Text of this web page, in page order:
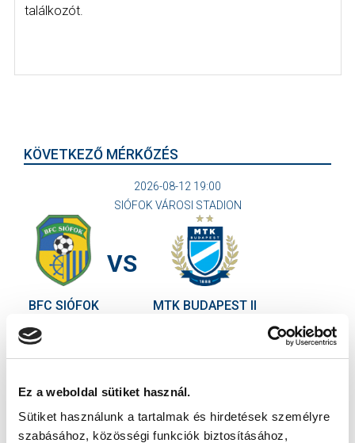
Ez a weboldal sütiket használ.
Sütiket használunk a tartalmak és hirdetések személyre
szabásához, közösségi funkciók biztosításához,
találkozót.
KÖVETKEZŐ MÉRKŐZÉS
2026-08-12 19:00
SIÓFOK VÁROSI STADION
BFC SIÓFOK
VS
MTK BUDAPEST II
MTK BUDAPEST HÍRLEVÉL
hírlevelünkre: